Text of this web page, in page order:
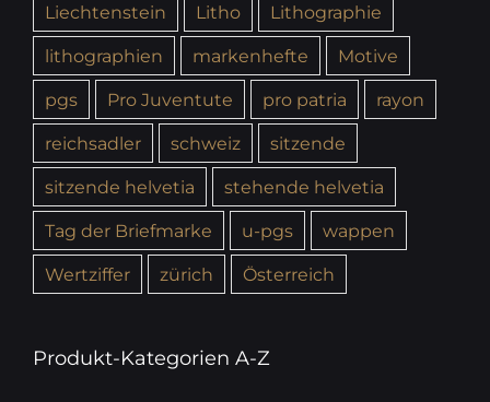
Liechtenstein
Litho
Lithographie
lithographien
markenhefte
Motive
pgs
Pro Juventute pro patria
rayon
reichsadler
schweiz
sitzende
sitzende helvetia
stehende helvetia
Tag der Briefmarke
u-pgs
wappen
Wertziffer
zürich Österreich
Produkt-Kategorien A-Z